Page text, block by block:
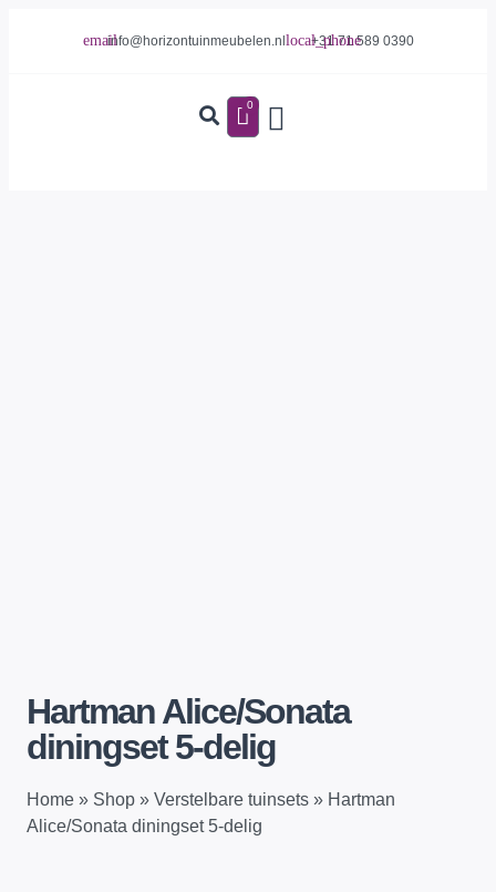
info@horizontuinmeubelen.nl +31 71 589 0390
0
Hartman Alice/Sonata
diningset 5-delig
Home » Shop » Verstelbare tuinsets » Hartman
Alice/Sonata diningset 5-delig